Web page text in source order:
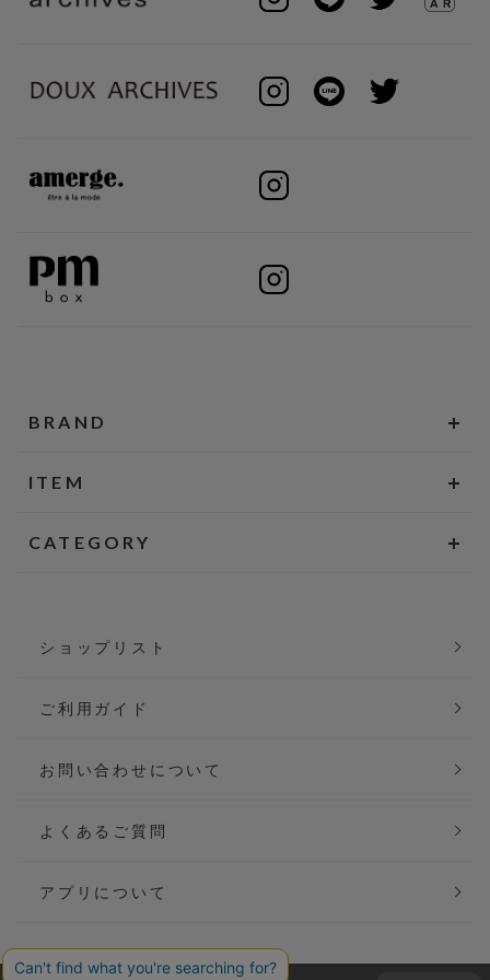
BRAND
ITEM
CATEGORY
ショップリスト
ご利用ガイド
お問い合わせについて
よくあるご質問
アプリについて